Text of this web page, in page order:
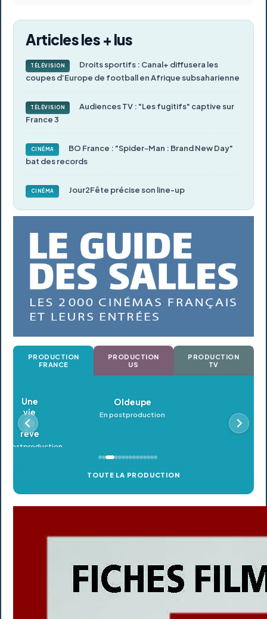
Articles les + lus
TÉLÉVISION
Droits sportifs : Canal+ diffusera les
coupes d’Europe de football en Afrique subsaharienne
TÉLÉVISION
Audiences TV : "Les fugitifs" captive sur
France 3
CINÉMA
BO France : "Spider-Man : Brand New Day"
bat des records
CINÉMA Jour2Fête précise son line-up
PRODUCTION
FRANCE
PRODUCTION
US
PRODUCTION
TV
Oldeupe
En postproduction
TOUTE LA PRODUCTION